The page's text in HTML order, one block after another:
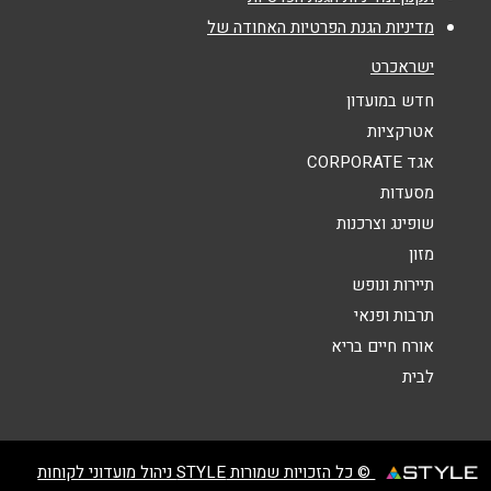
אנא חזרו אלי בקשר ל...
הודעה
מדיניות הגנת הפרטיות האחודה של
ישראכרט
חדש במועדון
אטרקציות
אגד CORPORATE
מסעדות
שופינג וצרכנות
מזון
תיירות ונופש
תרבות ופנאי
אורח חיים בריא
לבית
© כל הזכויות שמורות STYLE ניהול מועדוני לקוחות